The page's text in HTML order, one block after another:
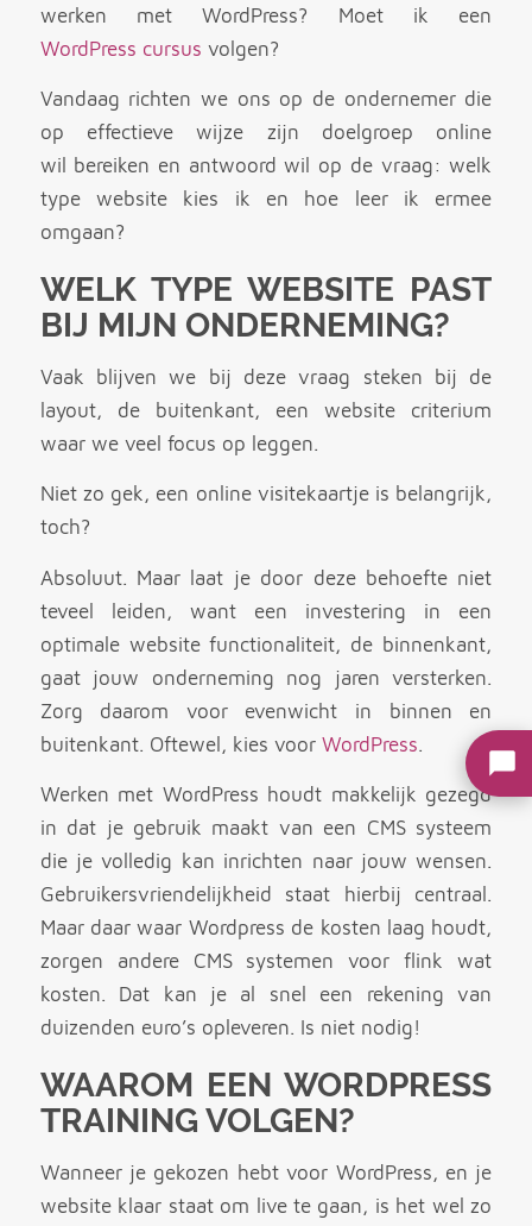
werken met WordPress? Moet ik een
WordPress cursus volgen?
Vandaag richten we ons op de ondernemer die
op effectieve wijze zijn doelgroep online
wil bereiken en antwoord wil op de vraag: welk
type website kies ik en hoe leer ik ermee
omgaan?
WELK TYPE WEBSITE PAST
BIJ MIJN ONDERNEMING?
Vaak blijven we bij deze vraag steken bij de
layout, de buitenkant, een website criterium
waar we veel focus op leggen.
Niet zo gek, een online visitekaartje is belangrijk,
toch?
Absoluut. Maar laat je door deze behoefte niet
teveel leiden, want een investering in een
optimale website functionaliteit, de binnenkant,
gaat jouw onderneming nog jaren versterken.
Zorg daarom voor evenwicht in binnen­ en
buitenkant. Oftewel, kies voor WordPress.
Werken met WordPress houdt makkelijk gezegd
in dat je gebruik maakt van een CMS systeem
die je volledig kan inrichten naar jouw wensen.
Gebruikersvriendelijkheid staat hierbij centraal.
Maar daar waar Wordpress de kosten laag houdt,
zorgen andere CMS systemen voor flink wat
kosten. Dat kan je al snel een rekening van
duizenden euro’s opleveren. Is niet nodig!
WAAROM EEN WORDPRESS
TRAINING VOLGEN?
Wanneer je gekozen hebt voor WordPress, en je
website klaar staat om live te gaan, is het wel zo